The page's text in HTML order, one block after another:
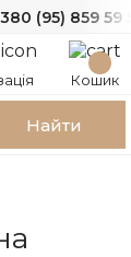
(95) 859 59
Кошик
Найти